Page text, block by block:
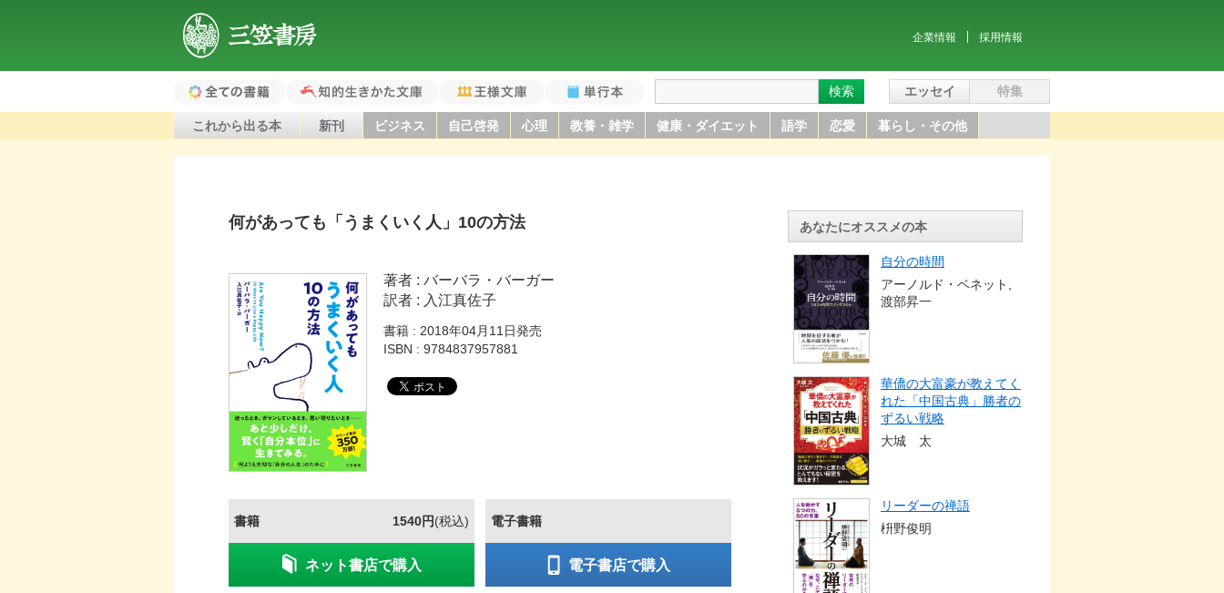
企業情報 採用情報
全ての書籍（ホ
ーム）
知的生きかた文庫 王様文庫 単行本
これから出る本 新刊 ビジネス 自己啓発 心理 教養・雑学 健康・ダイエット 語学 恋愛 暮らし・その他
エッセイ 特集
検索
何があっても「うまくいく人」10の方法
著者
バーバラ・バーガー
訳者
入江真佐子
書籍
2018年04月11日発売
ISBN
9784837957881
書籍 1540円(税込)
ネット書店で購入
電子書籍
電子書店で購入
あなたにオススメの本
自分の時間
アーノルド・ベネット,
渡部昇一
華僑の大富豪が教えてく
れた「中国古典」勝者の
ずるい戦略
大城 太
リーダーの禅語
枡野俊明